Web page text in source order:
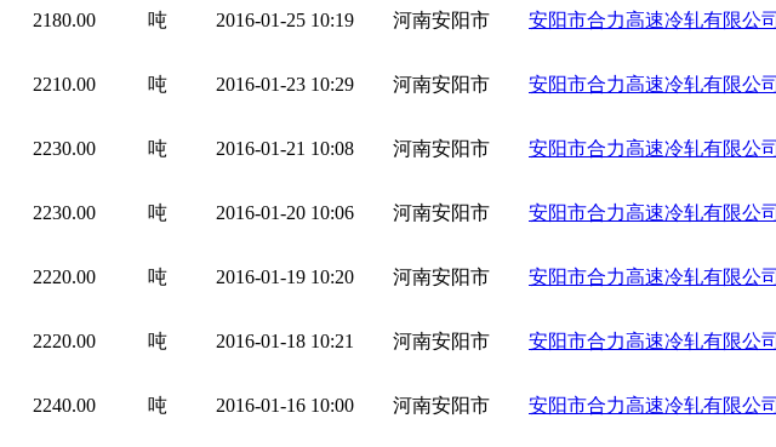
2180.00 吨 2016-01-25 10:19 河南安阳市 安阳市合力高速冷轧有限公司
2210.00 吨 2016-01-23 10:29 河南安阳市 安阳市合力高速冷轧有限公司
2230.00 吨 2016-01-21 10:08 河南安阳市 安阳市合力高速冷轧有限公司
2230.00 吨 2016-01-20 10:06 河南安阳市 安阳市合力高速冷轧有限公司
2220.00 吨 2016-01-19 10:20 河南安阳市 安阳市合力高速冷轧有限公司
2220.00 吨 2016-01-18 10:21 河南安阳市 安阳市合力高速冷轧有限公司
2240.00 吨 2016-01-16 10:00 河南安阳市 安阳市合力高速冷轧有限公司